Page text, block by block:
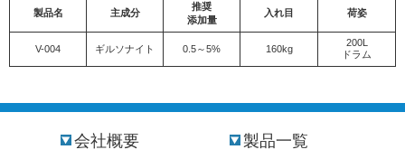
製品名 主成分
推奨
添加量
入れ目 荷姿
V-004 ギルソナイト 0.5～5% 160kg
200L
ドラム
会社概要 製品一覧